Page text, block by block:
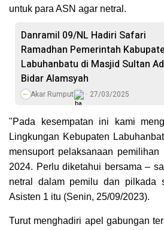
untuk para ASN agar netral.
Danramil 09/NL Hadiri Safari
Ramadhan Pemerintah
Labuhanbatu di Masjid Sultan
Bidar Alamsyah
Akar Rumput 27/03/2025
"Pada kesempatan ini kami
Lingkungan Kebupaten
mensuport pelaksanaan
2024. Perlu diketahui bersama –
netral dalam pemilu dan pilkada
Asisten 1 itu (Senin, 25/09/2023).
Turut menghadiri apel gabungan